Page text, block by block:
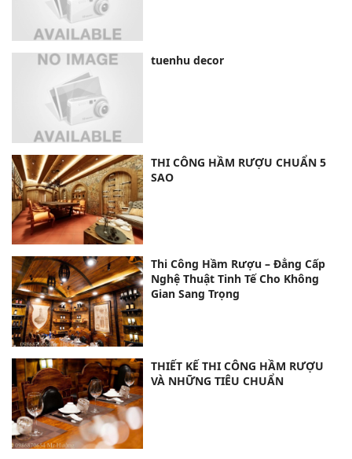
tuenhu decor
THI CÔNG HẦM RƯỢU CHUẨN 5
SAO
Thi Công Hầm Rượu – Đẳng Cấp
Nghệ Thuật Tinh Tế Cho Không
Gian Sang Trọng
THIẾT KẾ THI CÔNG HẦM RƯỢU
VÀ NHỮNG TIÊU CHUẨN